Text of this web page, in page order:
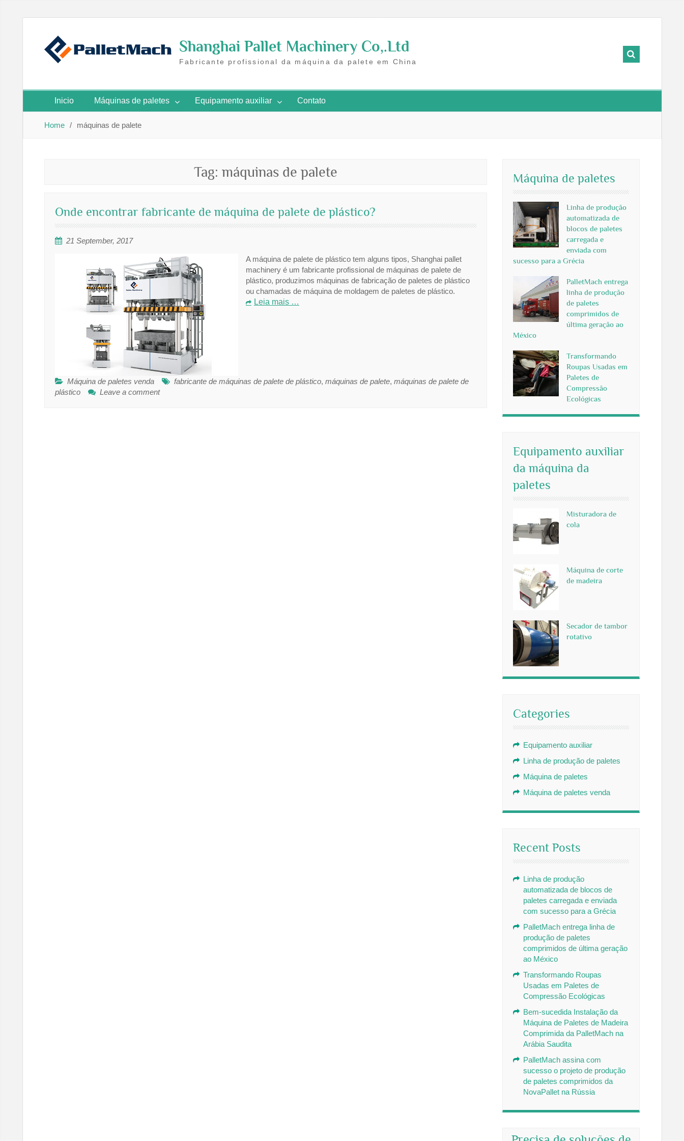
Skip
to
content
Shanghai Pallet Machinery Co,.Ltd
Fabricante profissional da máquina da palete em China
Inicio Máquinas de paletes Equipamento auxiliar Contato
Home máquinas de palete
Tag: máquinas de palete
Onde encontrar fabricante de máquina de palete de plástico?
21 September, 2017
A máquina de palete de plástico tem alguns tipos, Shanghai pallet
machinery é um fabricante profissional de máquinas de palete de
plástico, produzimos máquinas de fabricação de paletes de plástico
ou chamadas de máquina de moldagem de paletes de plástico.
Leia mais …
Máquina de paletes venda fabricante de máquinas de palete de plástico, máquinas de palete, máquinas de palete de
plástico
Leave a comment
Máquina de paletes
Linha de produção
automatizada de
blocos de paletes
carregada e
enviada com
sucesso para a Grécia
PalletMach entrega
linha de produção
de paletes
comprimidos de
última geração ao
México
Transformando
Roupas Usadas em
Paletes de
Compressão
Ecológicas
Equipamento auxiliar
da máquina da
paletes
Misturadora de
cola
Máquina de corte
de madeira
Secador de tambor
rotativo
Categories
Equipamento auxiliar
Linha de produção de paletes
Máquina de paletes
Máquina de paletes venda
Recent Posts
Linha de produção
automatizada de blocos de
paletes carregada e enviada
com sucesso para a Grécia
PalletMach entrega linha de
produção de paletes
comprimidos de última geração
ao México
Transformando Roupas
Usadas em Paletes de
Compressão Ecológicas
Bem-sucedida Instalação da
Máquina de Paletes de Madeira
Comprimida da PalletMach na
Arábia Saudita
PalletMach assina com
sucesso o projeto de produção
de paletes comprimidos da
NovaPallet na Rússia